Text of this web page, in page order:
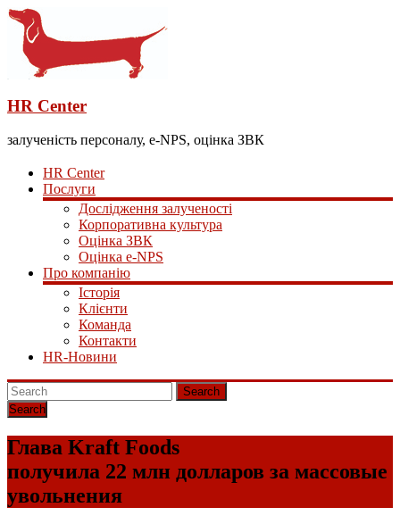
HR Center
залученість персоналу, e-NPS, оцінка ЗВК
HR Center
Послуги
Дослідження залученості
Корпоративна культура
Оцінка ЗВК
Оцінка e-NPS
Про компанію
Історія
Клієнти
Команда
Контакти
HR-Новини
Search
Глава Kraft Foods
получила 22 млн долларов за массовые
увольнения